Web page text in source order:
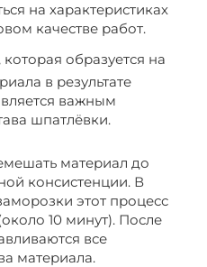
на характеристиках
качестве работ.
образуется на
в результате
важным
шпатлёвки.
материал до
консистенции. В
этот процесс
10 минут). После
все
материала.